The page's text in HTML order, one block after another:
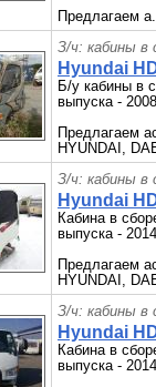
Предлагаем
З/ч: кабины в
Hyundai
Б/у кабины в
выпуска -
Предлагаем
HYUNDAI,
З/ч: кабины в
Hyundai
Кабина в
выпуска -
Предлагаем
HYUNDAI,
З/ч: кабины в
Hyundai
Кабина в
выпуска -